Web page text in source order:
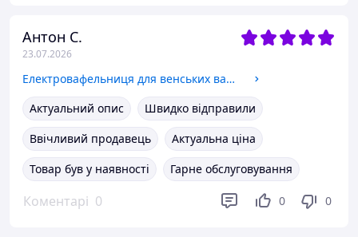
Антон С.
23.07.2026
Електровафельниця для венських вафель Керамічна вафельниця для бельгійських вафель Електровафельниці
Актуальний опис
Швидко відправили
Ввічливий продавець
Актуальна ціна
Товар був у наявності
Гарне обслуговування
Коментарі 0 0 0